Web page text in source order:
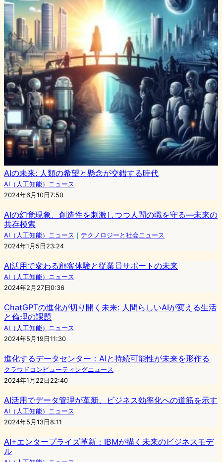
AIの未来: 人類の希望と懸念が交錯する時代
AI（人工知能）ニュース
2024年6月10日7:50
AIの幻覚現象、創造性を刺激しつつ人間の職を守る―未来の
共存模索
AI（人工知能）ニュース ｜ テクノロジーと社会ニュース
2024年1月5日23:24
AI活用で変わる顧客体験と従業員サポートの未来
AI（人工知能）ニュース
2024年2月27日0:36
ChatGPTの進化が切り開く未来: 人間らしいAIが変える生活
と倫理の課題
AI（人工知能）ニュース
2024年5月19日11:30
進化するデータセンター：AIと持続可能性が未来を形作る
クラウドコンピューティングニュース
2024年1月22日22:40
AI活用でデータ管理が革新、ビジネス効率化への道筋を示す
AI（人工知能）ニュース
2024年5月13日8:11
AI+エンタープライズ革新：IBMが描く未来のビジネスモデ
ル